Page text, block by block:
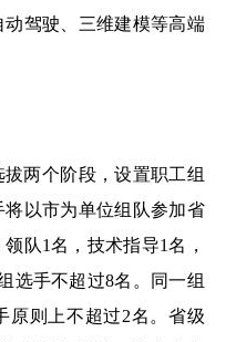
驾驶、三维建模等高端
两个阶段，设置职工组
以市为单位组队参加省
队1名，技术指导1名，
选手不超过8名。同一组
原则上不超过2名。省级